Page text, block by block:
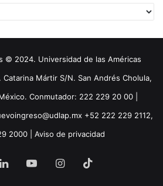
© 2024. Universidad de las Américas
Catarina Mártir S/N. San Andrés Cholula,
Conmutador: 222 229 20 00 |
+52 222 229 2112,
2000 | Aviso de privacidad
LinkedInYouTubeInstagram